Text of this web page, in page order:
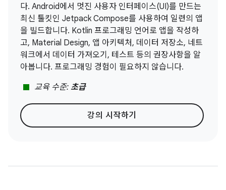
다. Android에서 멋진 사용자 인터페이스(UI)를 만드는
최신 툴킷인 Jetpack Compose를 사용하여 일련의 앱
을 빌드합니다. Kotlin 프로그래밍 언어로 앱을 작성하
고, Material Design, 앱 아키텍처, 데이터 저장소, 네트
워크에서 데이터 가져오기, 테스트 등의 권장사항을 알
아봅니다. 프로그래밍 경험이 필요하지 않습니다.
stop 교육 수준: 초급
강의 시작하기